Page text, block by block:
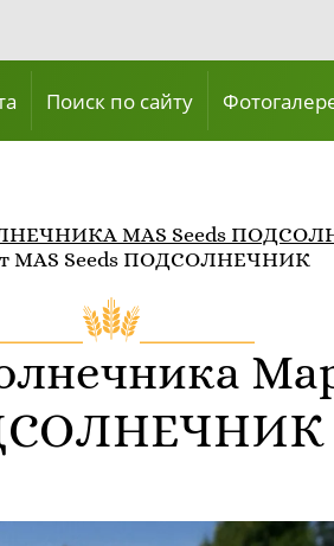
Поиск по сайту
MAS Seeds
MAS Seeds ПОДСОЛНЕЧНИК